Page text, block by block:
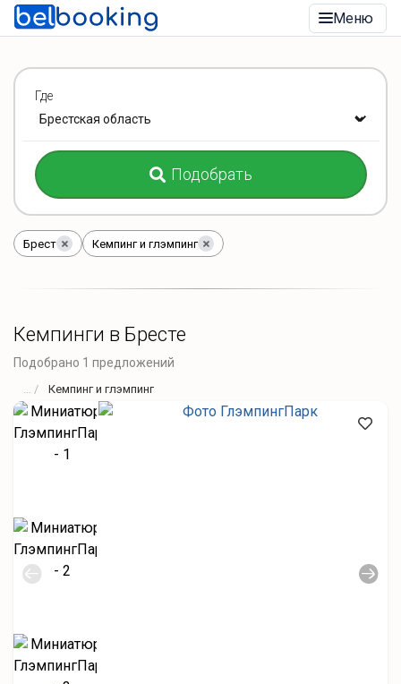
Меню
Где
Подобрать
Брест Кемпинг и глэмпинг
Кемпинги в Бресте
Подобрано 1 предложений
Кемпинг и глэмпинг